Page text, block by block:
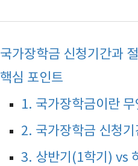
국가장학금 신청기간과
핵심 포인트
1. 국가장학금이란
2. 국가장학금 신청
3. 상반기(1학기) vs